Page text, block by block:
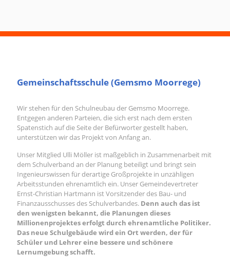
Gemeinschaftsschule (Gemsmo Moorrege)
Wir stehen für den Schulneubau der Gemsmo Moorrege.
Entgegen anderen Parteien, die sich erst nach dem ersten
Spatenstich auf die Seite der Befürworter gestellt haben,
unterstützen wir das Projekt von Anfang an.
Unser Mitglied Ulli Möller ist maßgeblich in Zusammenarbeit mit
dem Schulverband an der Planung beteiligt und bringt sein
Ingenieurswissen für derartige Großprojekte in unzähligen
Arbeitsstunden ehrenamtlich ein. Unser Gemeindevertreter
Ernst-Christian Hartmann ist Vorsitzender des Bau- und
Finanzausschusses des Schulverbandes. Denn auch das ist
den wenigsten bekannt, die Planungen dieses
Millionenprojektes erfolgt durch ehrenamtliche Politiker.
Das neue Schulgebäude wird ein Ort werden, der für
Schüler und Lehrer eine bessere und schönere
Lernumgebung schafft.